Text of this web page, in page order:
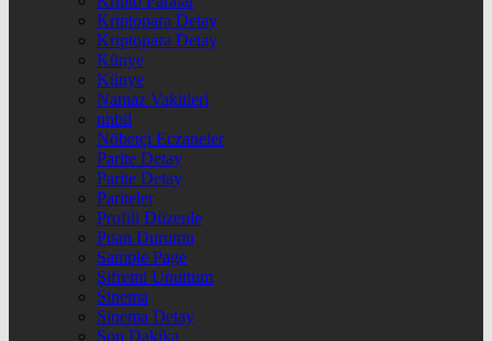
Kriptopara Detay
Kriptopara Detay
Künye
Künye
Namaz Vakitleri
nnbil
Nöbetçi Eczaneler
Parite Detay
Parite Detay
Pariteler
Profili Düzenle
Puan Durumu
Sample Page
Şifremi Unuttum
Sinema
Sinema Detay
Son Dakika